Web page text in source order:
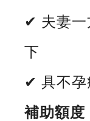
✔ 夫妻一
下
✔ 具不孕
補助額度